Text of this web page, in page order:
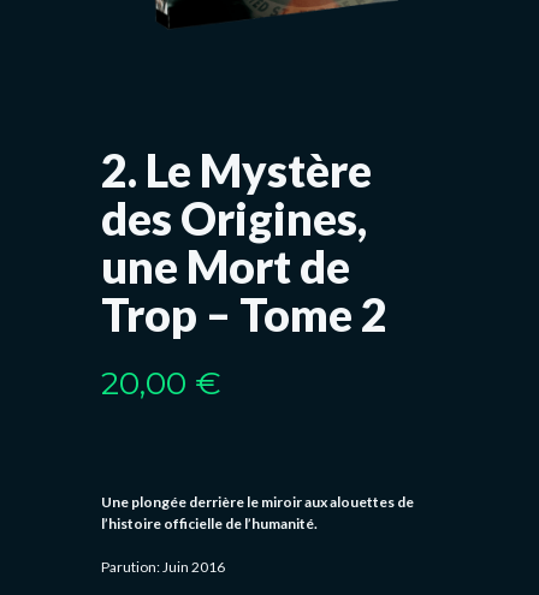
2. Le Mystère
des Origines,
une Mort de
Trop – Tome 2
20,00 €
Une plongée derrière le miroir aux alouettes de
l’histoire officielle de l’humanité.
Parution: Juin 2016